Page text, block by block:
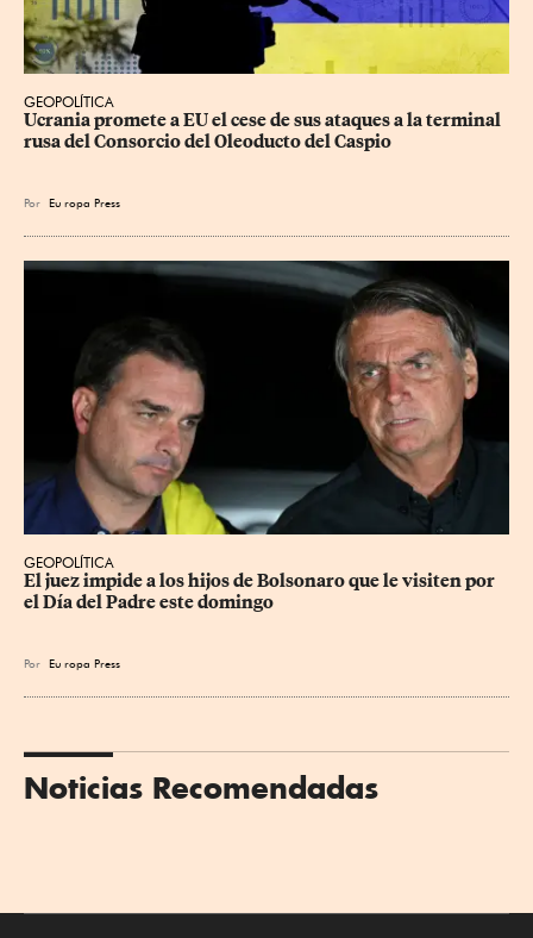
GEOPOLÍTICA
Ucrania promete a EU el cese de sus ataques a la terminal
rusa del Consorcio del Oleoducto del Caspio
Por Eu ropa Press
GEOPOLÍTICA
El juez impide a los hijos de Bolsonaro que le visiten por
el Día del Padre este domingo
Por Eu ropa Press
Noticias Recomendadas